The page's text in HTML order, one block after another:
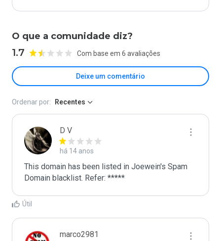
O que a comunidade diz?
1.7 Com base em 6 avaliações
Deixe um comentário
Ordenar por: Recentes
D V
há 14 anos
This domain has been listed in Joewein's Spam
Domain blacklist. Refer: *****
Útil
marco2981